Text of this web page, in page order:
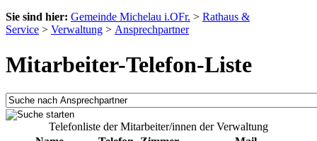
Sie sind hier: Gemeinde Michelau i.OFr. > Rathaus &
Service > Verwaltung > Ansprechpartner
Mitarbeiter-Telefon-Liste
Telefonliste der Mitarbeiter/innen der Verwaltung